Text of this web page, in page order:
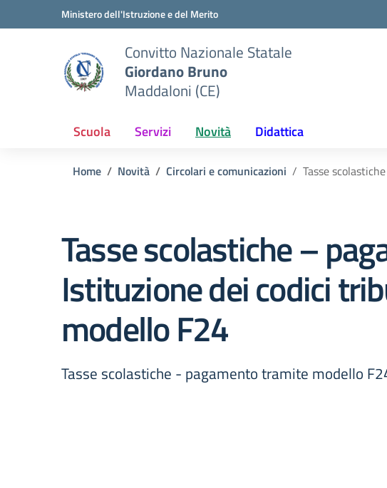
Vai ai contenuti
Vai al menu di navigazioneMinistero dell'Istruzione e del Merito
Convitto Nazionale Statale
Giordano Bruno
Maddaloni (CE)
Scuola Servizi Novità Didattica
Home Novità Circolari e comunicazioni Tasse
Tasse scolastiche –
Istituzione dei codici
modello F24
Tasse scolastiche - pagamento tramite modello